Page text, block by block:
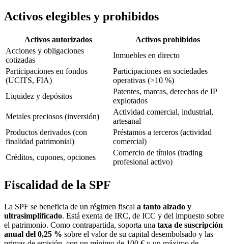
Activos elegibles y prohibidos
Activos autorizados
Activos prohibidos
Acciones y obligaciones
cotizadas
Inmuebles en directo
Participaciones en fondos
(UCITS, FIA)
Participaciones en sociedades
operativas (>10 %)
Liquidez y depósitos
Patentes, marcas, derechos de IP
explotados
Metales preciosos (inversión)
Actividad comercial, industrial,
artesanal
Productos derivados (con
finalidad patrimonial)
Préstamos a terceros (actividad
comercial)
Créditos, cupones, opciones
Comercio de títulos (trading
profesional activo)
Fiscalidad de la SPF
La SPF se beneficia de un régimen fiscal a tanto alzado y
ultrasimplificado. Está exenta de IRC, de ICC y del impuesto sobre
el patrimonio. Como contrapartida, soporta una taxa de suscripción
anual del 0,25 % sobre el valor de su capital desembolsado y las